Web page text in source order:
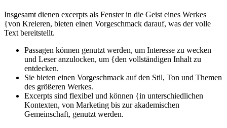
Insgesamt dienen excerpts als Fenster in die Geist eines Werkes
{von Kreieren, bieten einen Vorgeschmack darauf, was der volle
Text bereitstellt.
Passagen können genutzt werden, um Interesse zu wecken
und Leser anzulocken, um {den vollständigen Inhalt zu
entdecken.
Sie bieten einen Vorgeschmack auf den Stil, Ton und Themen
des größeren Werkes.
Excerpts sind flexibel und können {in unterschiedlichen
Kontexten, von Marketing bis zur akademischen
Gemeinschaft, genutzt werden.